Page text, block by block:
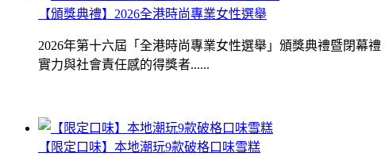
【限定口味】本地潮玩9款破格口味雪糕
【頒獎典禮】2026全港時尚專業女性選舉
2026年第十六屆「全港時尚專業女性選舉」頒獎典禮暨閉幕
實力與社會責任感的得獎者......